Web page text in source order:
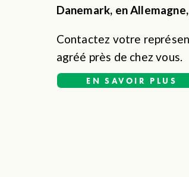
Danemark, en
Contactez votre
agréé près de chez vous.
EN SAVOIR PLUS